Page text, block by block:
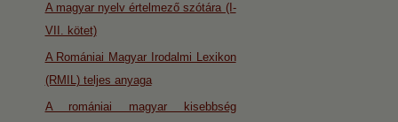
A magyar nyelv értelmező szótára (I-
VII. kötet)
A Romániai Magyar Irodalmi Lexikon
(RMIL) teljes anyaga
A romániai magyar kisebbség